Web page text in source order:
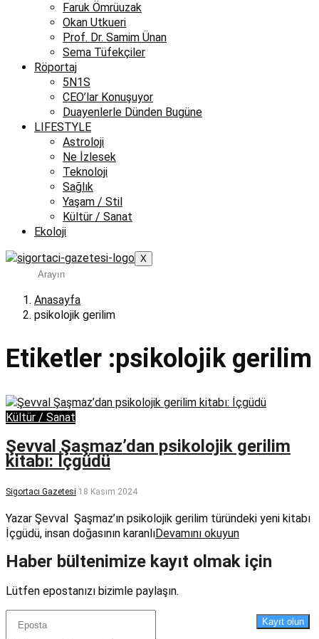
Faruk Ömrüuzak
Okan Utkueri
Prof. Dr. Samim Ünan
Sema Tüfekçiler
Röportaj
5N1S
CEO’lar Konuşuyor
Duayenlerle Dünden Bugüne
LIFESTYLE
Astroloji
Ne İzlesek
Teknoloji
Sağlık
Yaşam / Stil
Kültür / Sanat
Ekoloji
X
Anasayfa
psikolojik gerilim
Etiketler :psikolojik gerilim
Kültür / Sanat
Şevval Şaşmaz’dan psikolojik gerilim
kitabı: İçgüdü
Sigortacı Gazetesi 18 Kasım 2024
Yazar Şevval Şaşmaz’ın psikolojik gerilim türündeki yeni kitabı
İçgüdü, insan doğasının karanlıDevamını okuyun
Haber bültenimize kayıt olmak için
Lütfen epostanızı bizimle paylaşın.
Kayıt olun